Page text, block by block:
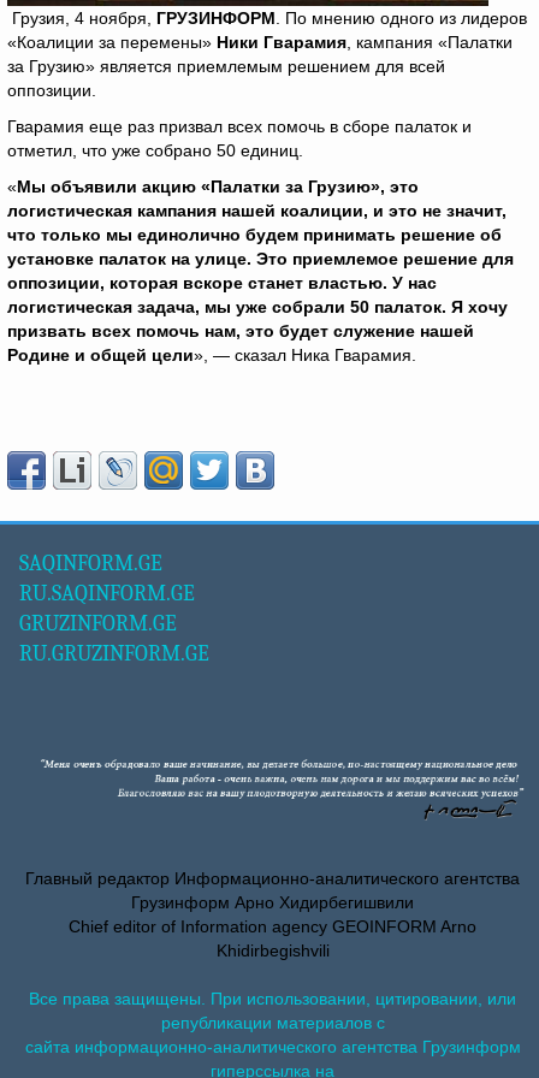
Грузия, 4 ноября, ГРУЗИНФОРМ . По мнению одного из лидеров
«Коалиции за перемены» Ники Гварамия , кампания «Палатки
за Грузию» является приемлемым решением для всей
оппозиции.
Гварамия еще раз призвал всех помочь в сборе палаток и
отметил, что уже собрано 50 единиц.
«Мы объявили акцию «Палатки за Грузию», это
логистическая кампания нашей коалиции, и это не значит,
что только мы единолично будем принимать решение об
установке палаток на улице. Это приемлемое решение для
оппозиции, которая вскоре станет властью. У нас
логистическая задача, мы уже собрали 50 палаток. Я хочу
призвать всех помочь нам, это будет служение нашей
Родине и общей цели», — сказал Ника Гварамия.
SAQINFORM.GE
RU.SAQINFORM.GE
GRUZINFORM.GE
RU.GRUZINFORM.GE
Главный редактор Информационно-аналитического агентства
Грузинформ Арно Хидирбегишвили
Chief editor of Information agency GEOINFORM Arno
Khidirbegishvili
Все права защищены. При использовании, цитировании, или
републикации материалов с
сайта информационно-аналитического агентства Грузинформ
гиперссылка на